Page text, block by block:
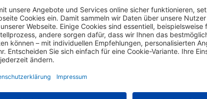
Schon gesehen?